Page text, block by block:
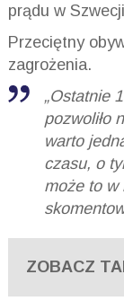
prądu w
Przeciętny
zagrożenia.
„Ostatnie
pozwoliło
warto
czasu, o
może to w
ZOBACZ